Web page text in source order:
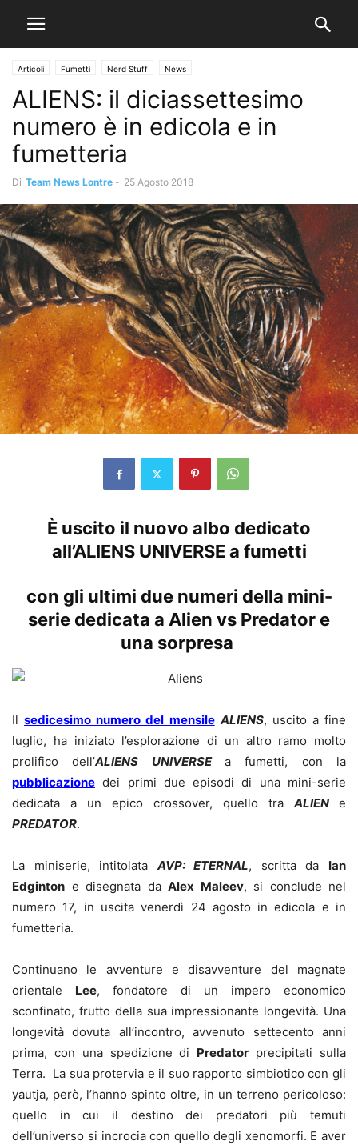
Articoli Fumetti Nerd Stuff News
ALIENS: il diciassettesimo
numero è in edicola e in
fumetteria
Di Team News Lontre - 25 Agosto 2018
È uscito il nuovo albo dedicato
all’ALIENS UNIVERSE a fumetti
con gli ultimi due numeri della mini-
serie dedicata a Alien vs Predator e
una sorpresa
Ilsedicesimo numero del mensile ALIENS, uscito a fine
luglio, ha iniziato l’esplorazione di un altro ramo molto
prolifico dell’ALIENS UNIVERSEa fumetti, con la
pubblicazione dei primi due episodi di una mini-serie
dedicata a un epico crossover, quello tra ALIEN e
PREDATOR.
La miniserie, intitolata AVP: ETERNAL, scritta da Ian
Edginton e disegnata da Alex Maleev, si conclude nel
numero 17, in uscita venerdì 24 agosto in edicola e in
fumetteria.
Continuano le avventure e disavventure del magnate
orientale Lee, fondatore di un impero economico
sconfinato, frutto della sua impressionante longevità. Una
longevità dovuta all’incontro, avvenuto settecento anni
prima, con una spedizione di Predator precipitati sulla
Terra. La sua protervia e il suo rapporto simbiotico con gli
yautja, però, l’hanno spinto oltre, in un terreno pericoloso:
quello in cui il destino dei predatori più temuti
dell’universo si incrocia con quello degli xenomorfi. E aver